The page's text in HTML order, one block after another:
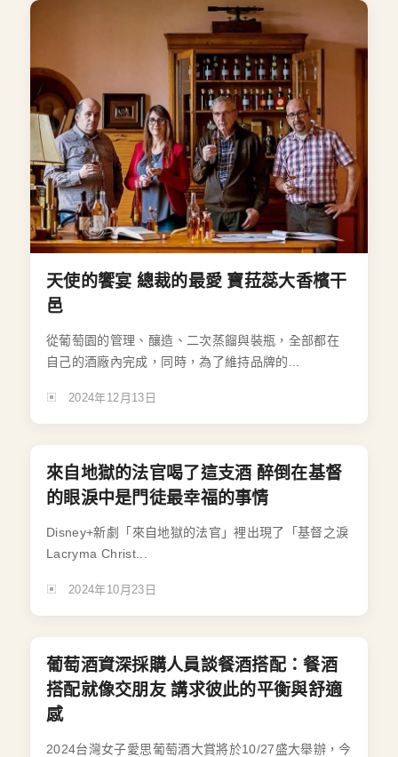
天使的饗宴 總裁的最愛 寶菈蕊大香檳干
邑
從葡萄園的管理、釀造、二次蒸餾與裝瓶，全部都在
自己的酒廠內完成，同時，為了維持品牌的...
2024年12月13日
來自地獄的法官喝了這支酒 醉倒在基督
的眼淚中是門徒最幸福的事情
Disney+新劇「來自地獄的法官」裡出現了「基督之淚
Lacryma Christ...
2024年10月23日
葡萄酒資深採購人員談餐酒搭配：餐酒
搭配就像交朋友 講求彼此的平衡與舒適
感
2024台灣女子愛思葡萄酒大賞將於10/27盛大舉辦，今